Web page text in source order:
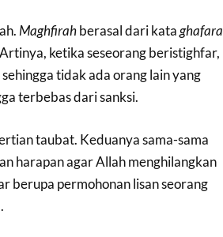
Maghfirahberasal dari kataghafara
ketika seseorang beristighfar,
tidak ada orang lain yang
terbebas dari sanksi.
taubat. Keduanya sama-sama
harapan agar Allah menghilangkan
berupa permohonan lisan seorang